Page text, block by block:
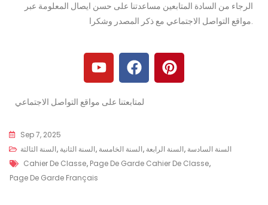
الرجاء من السادة المتابعين مساعدتنا على حسن ايصال المعلومة عبر
لمتابعتنا على مواقع التواصل الاجتماعي
Sep 7, 2025
السنة الثالثة, السنة الثانية, السنة الخامسة, السنة الرابعة, السنة السادسة
Cahier De Classe, Page De Garde Cahier De Classe,
Page De Garde Français